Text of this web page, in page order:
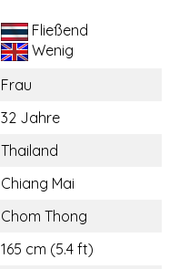
Fließend
Wenig
Frau
32 Jahre
Thailand
Chiang Mai
Chom Thong
165 cm (5.4 ft)